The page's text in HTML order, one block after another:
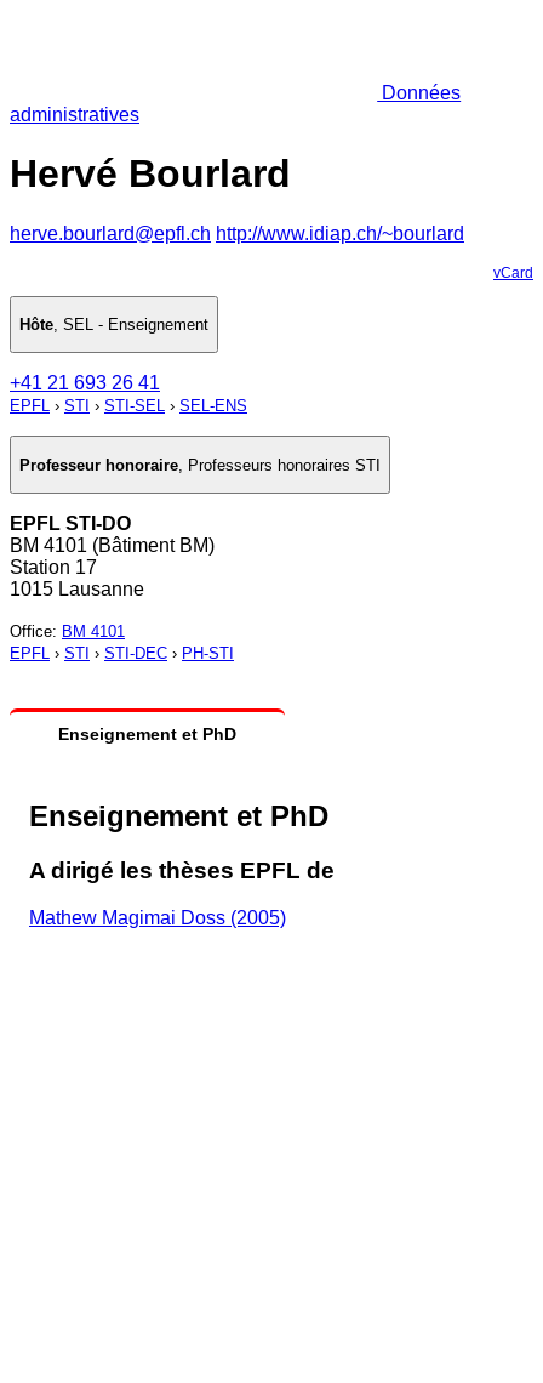
Données
administratives
Hervé Bourlard
herve.bourlard@epfl.ch http://www.idiap.ch/~bourlard
vCard
Hôte, SEL - Enseignement
+41 21 693 26 41
EPFL › STI › STI-SEL › SEL-ENS
Professeur honoraire Professeurs honoraires STI
EPFL STI-DO
BM 4101 (Bâtiment BM)
Station 17
1015 Lausanne
Office: BM 4101
EPFL › STI › STI-DEC › PH-STI
Enseignement et PhD
Enseignement et PhD
A dirigé les thèses EPFL de
Mathew Magimai Doss (2005)